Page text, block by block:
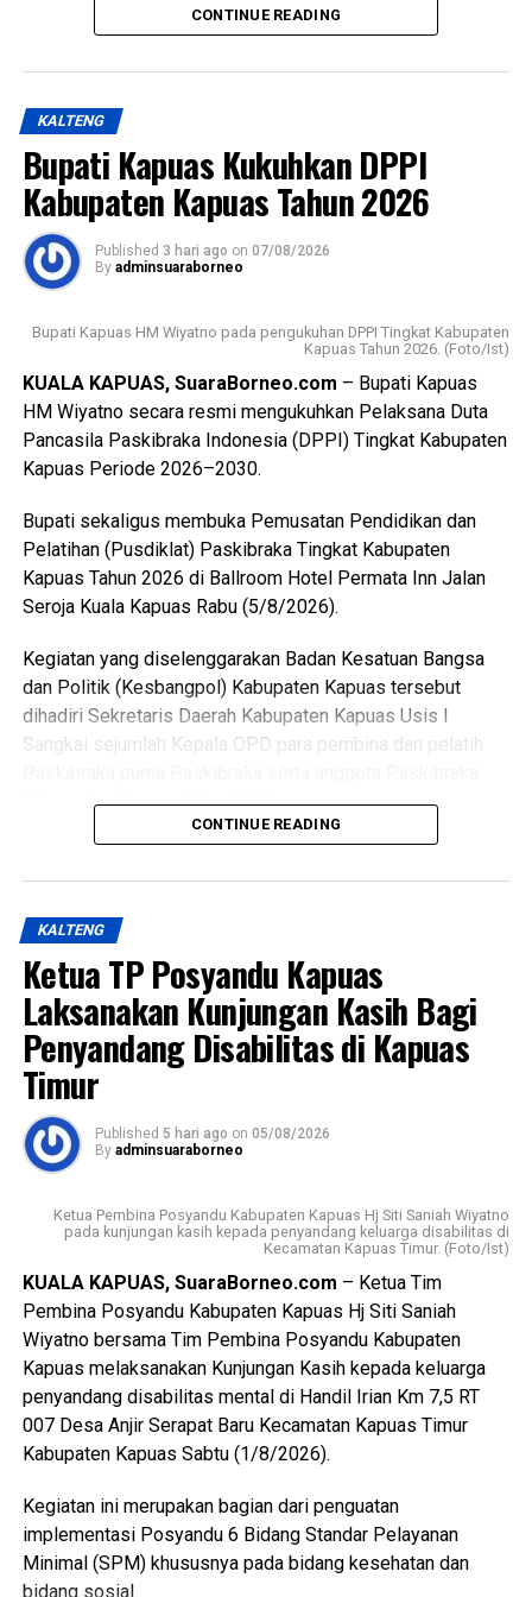
Messenger 0 Twitter/X 0
menunjukkan sikap disiplin, sopan santun semangat
dan Dasa Dharma Pramuka,” ujarnya.
Ia mengatakan pembentukan karakter tersebut selaras
dengan penetapan predikat Pramuka Penggalang Garuda.
Oleh karena itu melalui pembinaan ketat para anggota yang
dilantik diharapkan mampu menjadi teladan.
Sementara itu Ketua Kwartir Cabang (Kwarcab) Gerakan
Pramuka Kapuas Suwarno Muriyat mengatakan pelantikan
karena merupakan yang pertama kali dilaksanakan di
Kabupaten Kapuas setelah para peserta melampaui
serangkaian ujian ketat.
Ia menyebutkan ada sebanyak 47 anggota kontingen yang
terdiri dari peserta, pembina, dan pendamping
diberangkatkan menuju Bumi Perkemahan dan Graha
Wisata (Buperta) Cibubur Jakarta, untuk mengikuti agenda
Jamnas pada 13–23 Agustus 2026.
“Mereka akan bergabung dengan Pramuka Penggalang se-
Indonesia menurut informasi juga hadir Pramuka se-Asia
Tenggara. Ini merupakan hal positif bagi perkembangan
anak-anak terutama duta Pramuka Kabupaten Kapuas,”
ujarnya. (Ujg/SB)
Messenger
CONTINUE READING
KALTENG
Bupati Kapuas Kukuhkan DPPI
Kabupaten Kapuas Tahun 2026
Published 3 hari ago on 07/08/2026
By adminsuaraborneo
Bupati Kapuas HM Wiyatno pada pengukuhan DPPI Tingkat Kabupaten
Kapuas Tahun 2026. (Foto/Ist)
KUALA KAPUAS, SuaraBorneo.com – Bupati Kapuas
HM Wiyatno secara resmi mengukuhkan Pelaksana Duta
Pancasila Paskibraka Indonesia (DPPI) Tingkat Kabupaten
Kapuas Periode 2026–2030.
Bupati sekaligus membuka Pemusatan Pendidikan dan
Pelatihan (Pusdiklat) Paskibraka Tingkat Kabupaten
Kapuas Tahun 2026 di Ballroom Hotel Permata Inn Jalan
Seroja Kuala Kapuas Rabu (5/8/2026).
Kegiatan yang diselenggarakan Badan Kesatuan Bangsa
dan Politik (Kesbangpol) Kabupaten Kapuas tersebut
dihadiri Sekretaris Daerah Kabupaten Kapuas Usis I
Sangkai sejumlah Kepala OPD para pembina dan pelatih
Kabupaten Kapuas Tahun 2026.
Kabupaten Kapuas berkomitmen mewujudkan
sumber daya manusia sebagai bagian dari visi daerah,
yakni mewujudkan masyarakat Kabupaten Kapuas yang
berdaya saing, sejahtera indah aman dan religius.
Ia mengatakan keberhasilan pembangunan tidak hanya
diukur dari kemajuan fisik dan ekonomi tetapi juga dari
lahirnya generasi muda yang memiliki integritas jiwa
nasionalisme mampu beradaptasi dengan perkembangan
zaman, serta tetap berpegang teguh pada nilai-nilai
bernegara.
$Paskibraka merupakan wadah pembentukan karakter
generasi muda yang berlandaskan nilai-nilai Pancasila
cinta tanah air disiplin tanggung jawab kepemimpinan, dan
semangat gotong royong,” ujarnya.
Kepala Badan Kesbangpol Kabupaten Kapuas Yunabut
menyampaikan kegiatan tersebut merupakan tindak lanjut
Keputusan Kepala Badan Pembinaan Ideologi Pancasila
(BPIP) Nomor 50 Tahun 2024 tentang Tata Cara
Pengangkatan Pertama Kali Pelaksana Duta Pancasila
Paskibraka Indonesia Tingkat Provinsi dan
Kabupaten/Kota.
CONTINUE READING
KALTENG
Ketua TP Posyandu Kapuas
Laksanakan Kunjungan Kasih Bagi
Penyandang Disabilitas di Kapuas
Timur
Published 5 hari ago on 05/08/2026
By adminsuaraborneo
Ketua Pembina Posyandu Kabupaten Kapuas Hj Siti Saniah Wiyatno
pada kunjungan kasih kepada penyandang keluarga disabilitas di
Kecamatan Kapuas Timur. (Foto/Ist)
KUALA KAPUAS, SuaraBorneo.com – Ketua Tim
Pembina Posyandu Kabupaten Kapuas Hj Siti Saniah
Wiyatno bersama Tim Pembina Posyandu Kabupaten
Kapuas melaksanakan Kunjungan Kasih kepada keluarga
penyandang disabilitas mental di Handil Irian Km 7,5 RT
007 Desa Anjir Serapat Baru Kecamatan Kapuas Timur
Kabupaten Kapuas Sabtu (1/8/2026).
Kegiatan ini merupakan bagian dari penguatan
implementasi Posyandu 6 Bidang Standar Pelayanan
Minimal (SPM) khususnya pada bidang kesehatan dan
bidang sosial.